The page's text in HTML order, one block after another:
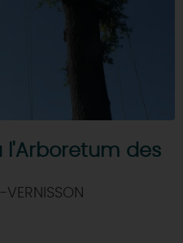
l'Arboretum des